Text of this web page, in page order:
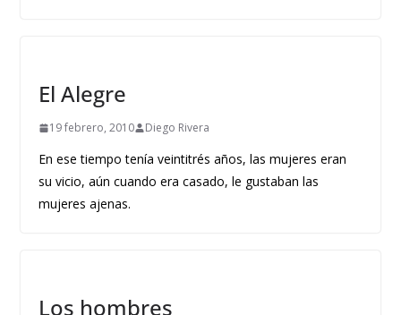
El Alegre
19 febrero, 2010 Diego Rivera
En ese tiempo tenía veintitrés años, las mujeres eran
su vicio, aún cuando era casado, le gustaban las
mujeres ajenas.
Los hombres